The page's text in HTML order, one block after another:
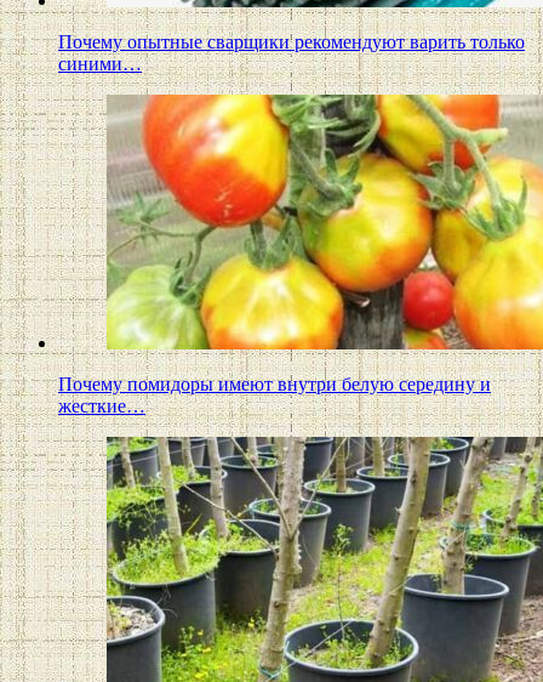
Почему опытные сварщики рекомендуют варить только
синими…
Почему помидоры имеют внутри белую середину и
жесткие…